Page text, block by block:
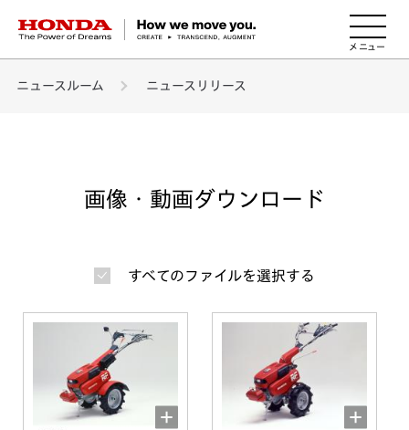
HONDA The Power of Dreams
ニュースルーム ニュースリリース
画像・動画ダウンロード
すべてのファイルを選択する